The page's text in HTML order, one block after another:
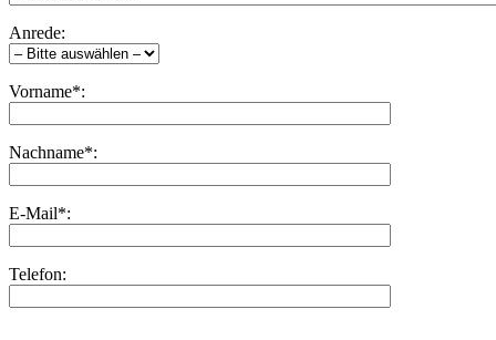
Anrede:
Vorname*:
Nachname*:
E-Mail*:
Telefon: